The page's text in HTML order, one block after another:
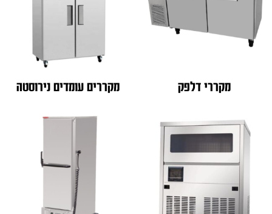
מקררי דלפק מקררים עומדים נירוסטה